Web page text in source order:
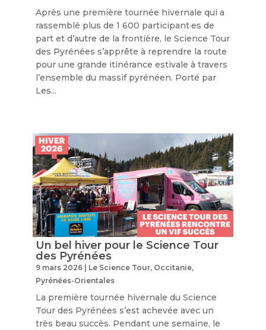
Après une première tournée hivernale qui a
rassemblé plus de 1 600 participant·es de
part et d’autre de la frontière, le Science Tour
des Pyrénées s’apprête à reprendre la route
pour une grande itinérance estivale à travers
l’ensemble du massif pyrénéen. Porté par
Les...
Un bel hiver pour le Science Tour
des Pyrénées
9 mars 2026| Le Science Tour, Occitanie,
Pyrénées-Orientales
La première tournée hivernale du Science
Tour des Pyrénées s’est achevée avec un
très beau succès. Pendant une semaine, le